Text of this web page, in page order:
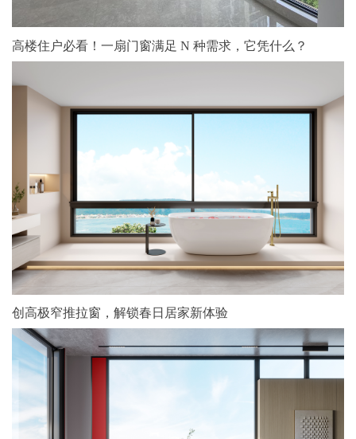
高楼住户必看！一扇门窗满足 N 种需求，它凭什么？
创高极窄推拉窗，解锁春日居家新体验